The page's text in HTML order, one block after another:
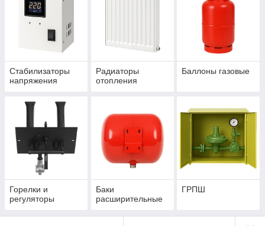
Стабилизаторы
напряжения
Радиаторы
отопления
Баллоны газовые
Горелки и
регуляторы
Баки
расширительные
ГРПШ